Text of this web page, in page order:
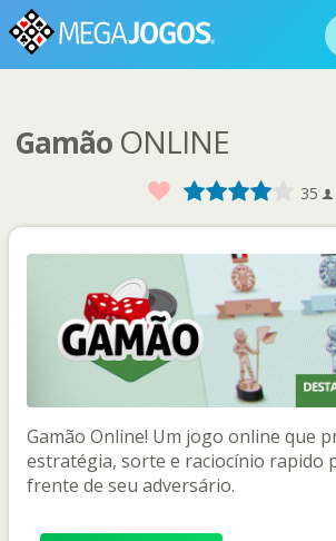
RANKINGS
COMUNIDADE
AJUDA
PASSAPORTE
JOGAR
Idioma do site
Gamão ONLINE
Favorito 5
3
2
1 35
Gamão Online! Um jogo online que
estratégia, sorte e raciocínio rapido
frente de seu adversário.